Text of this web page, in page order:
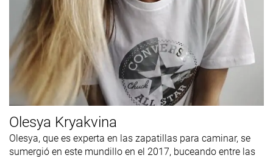
Olesya Kryakvina
Olesya, que es experta en las zapatillas para caminar, se
sumergió en este mundillo en el 2017, buceando entre las